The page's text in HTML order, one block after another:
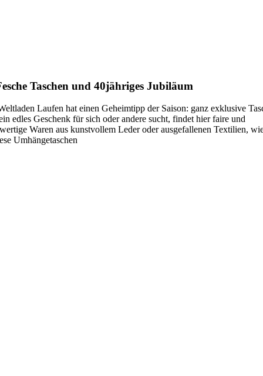
Taschen und 40jähriges Jubiläum
Laufen hat einen Geheimtipp der Saison: ganz exklusive
edles Geschenk für sich oder andere sucht, findet hier faire und
Waren aus kunstvollem Leder oder ausgefallenen Textilien,
Umhängetaschen